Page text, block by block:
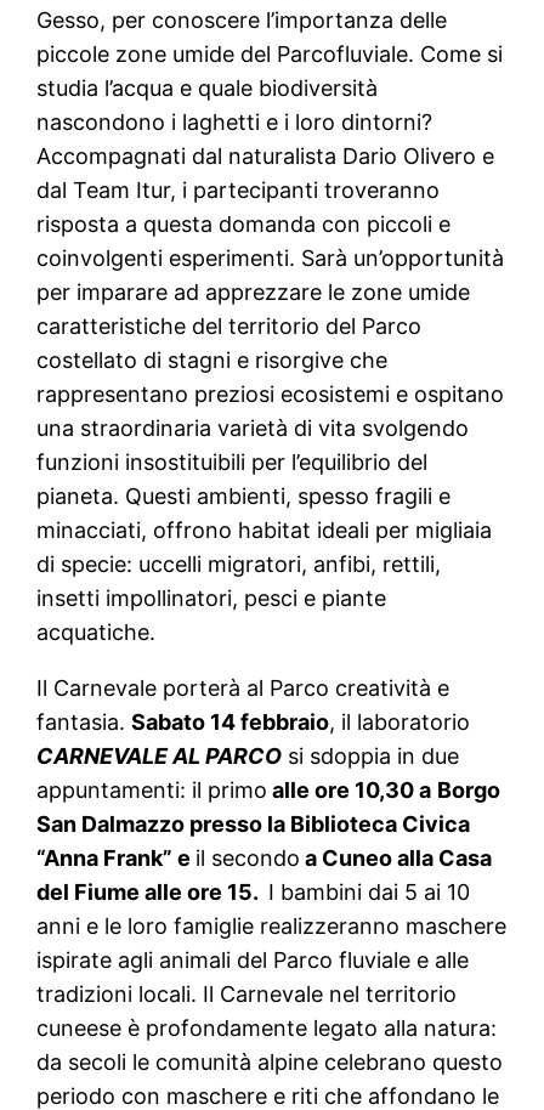
Gesso, per conoscere l’importanza delle
piccole zone umide del Parcofluviale. Come si
studia l’acqua e quale biodiversità
nascondono i laghetti e i loro dintorni?
Accompagnati dal naturalista Dario Olivero e
dal Team Itur, i partecipanti troveranno
risposta a questa domanda con piccoli e
coinvolgenti esperimenti. Sarà un’opportunità
per imparare ad apprezzare le zone umide
caratteristiche del territorio del Parco
costellato di stagni e risorgive che
rappresentano preziosi ecosistemi e ospitano
una straordinaria varietà di vita svolgendo
funzioni insostituibili per l’equilibrio del
pianeta. Questi ambienti, spesso fragili e
minacciati, offrono habitat ideali per migliaia
di specie: uccelli migratori, anfibi, rettili,
insetti impollinatori, pesci e piante
acquatiche.
Il Carnevale porterà al Parco creatività e
fantasia.Sabato 14 febbraio, il laboratorio
CARNEVALE AL PARCO si sdoppia in due
appuntamenti: il primo alle ore 10,30 a Borgo
San Dalmazzo presso la Biblioteca Civica
“Anna Frank” e il secondo a Cuneo alla Casa
del Fiume alle ore 15. I bambini dai 5 ai 10
anni e le loro famiglie realizzeranno maschere
ispirate agli animali del Parco fluviale e alle
tradizioni locali. Il Carnevale nel territorio
cuneese è profondamente legato alla natura:
da secoli le comunità alpine celebrano questo
periodo con maschere e riti che affondano le